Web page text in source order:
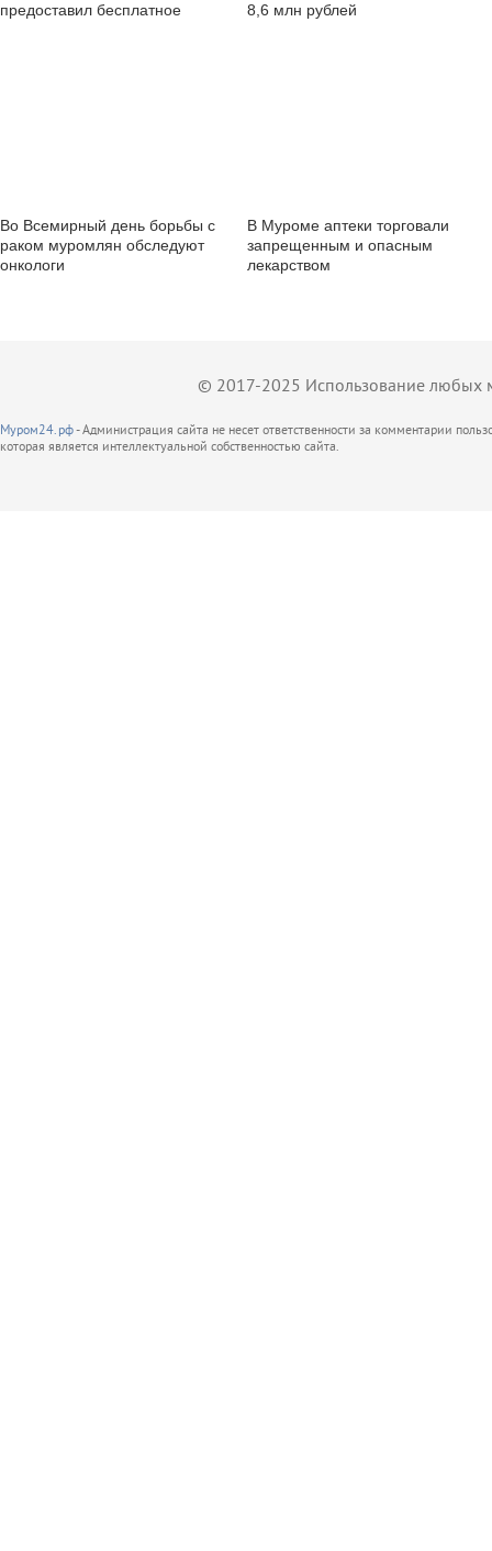
предоставил бесплатное
8,6 млн рублей
Во Всемирный день борьбы с
раком муромлян обследуют
онкологи
В Муроме аптеки торговали
запрещенным и опасным
лекарством
© 2017-2025 Использование любых
Муром24.рф- Администрация сайта не несет ответственности за комментарии
которая является интеллектуальной собственностью сайта.